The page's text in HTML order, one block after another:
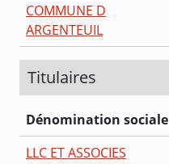
COMMUNE D
ARGENTEUIL
Titulaires
Dénomination sociale
LLC ET ASSOCIES